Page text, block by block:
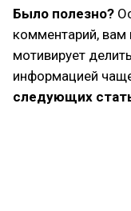
Было полезно?
комментарий, вам
мотивирует
информацией
следующих